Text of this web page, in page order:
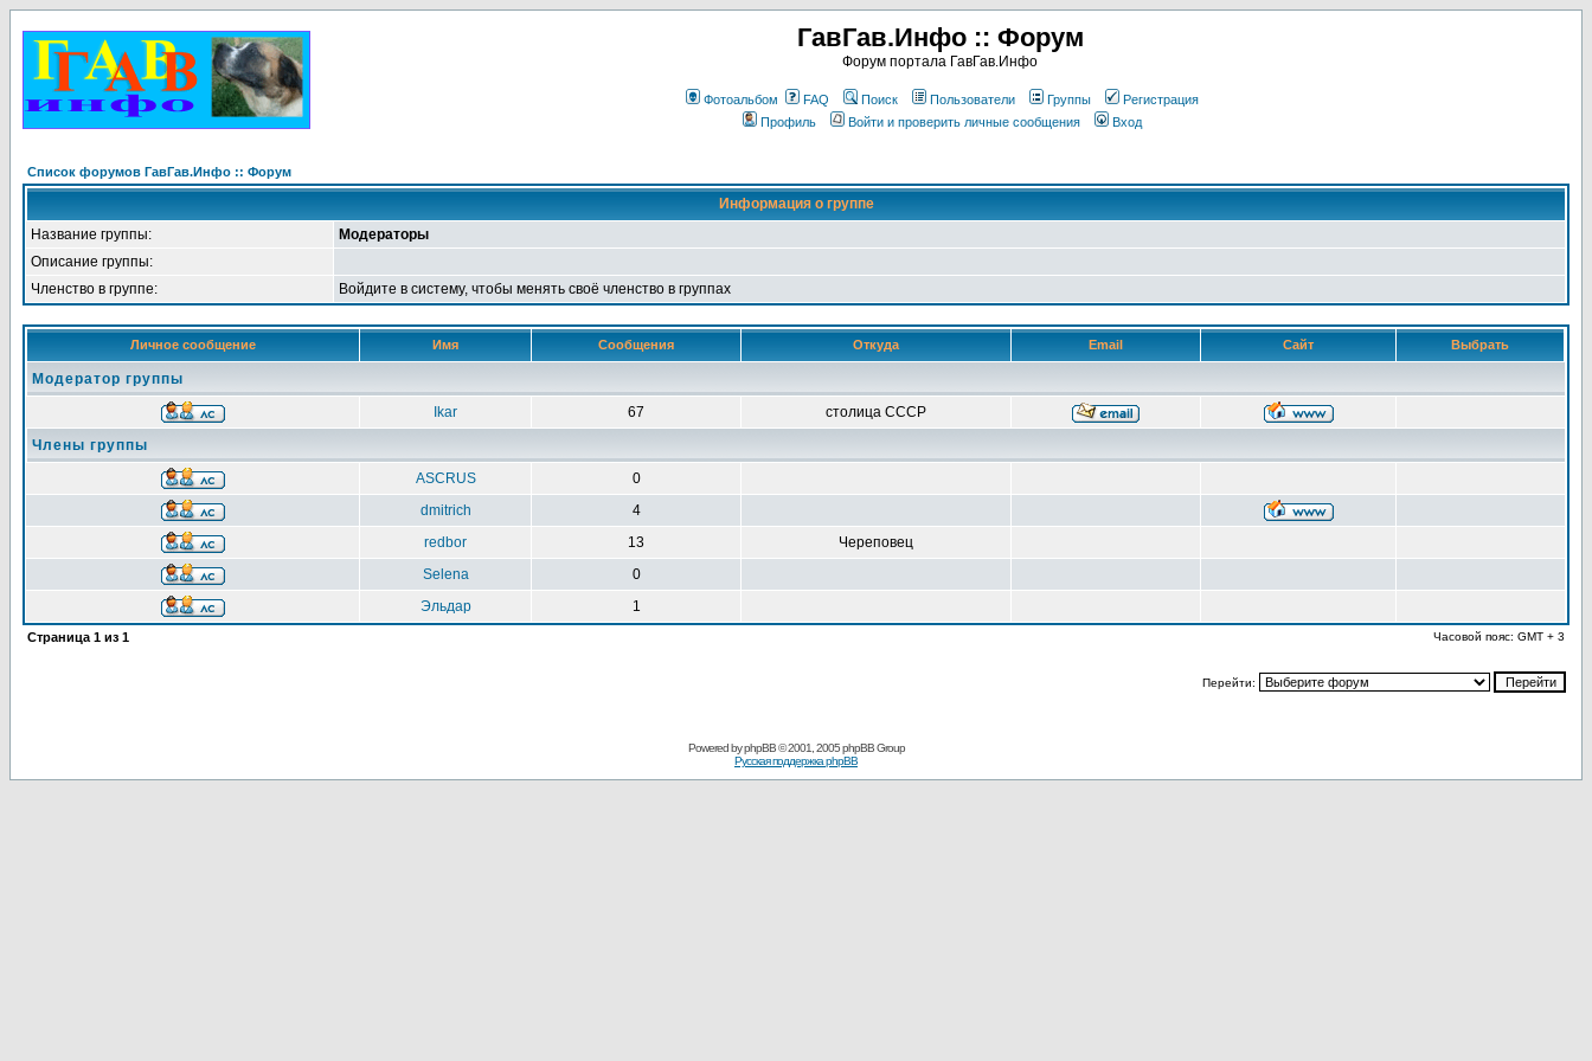
ГавГав.Инфо :: Форум
Форум портала ГавГав.Инфо
Фотоальбом FAQ Поиск Пользователи Группы
Регистрация
Профиль
Войти и проверить личные сообщения Вход
Список форумов ГавГав.Инфо :: Форум
Информация о группе
Название группы:
Модераторы
Описание группы:
Членство в группе:
Войдите в систему, чтобы менять своё членство в группах
Личное сообщение Имя Сообщения Откуда Email Сайт Выбрать
Модератор группы
Ikar
67
столица СССР
Члены группы
ASCRUS
0
dmitrich
4
redbor
13
Череповец
Selena
0
Эльдар
1
Страница 1 из 1 Часовой пояс: GMT + 3
Перейти:
Powered byphpBB© 2001, 2005 phpBB Group
Русская поддержка phpBB